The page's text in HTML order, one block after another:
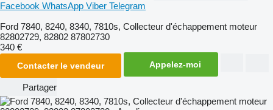
Facebook WhatsApp Viber Telegram
Ford 7840, 8240, 8340, 7810s, Collecteur d'échappement moteur
82802729, 82802 87802730
340 €
Contacter le vendeur Appelez-moi
Partager